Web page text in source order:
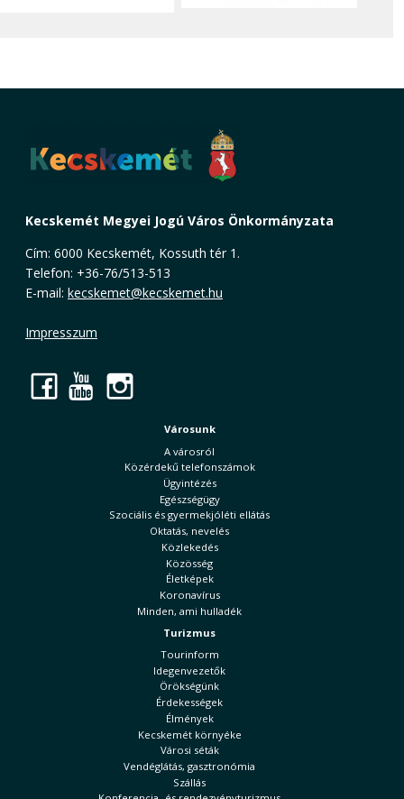
Kecskemét Megyei Jogú Város Önkormányzata
Cím: 6000 Kecskemét, Kossuth tér 1.
Telefon: +36-76/513-513
E-mail: kecskemet@kecskemet.hu
Impresszum
Facebook
YouTube
Városunk
A városról
Közérdekű telefonszámok
Ügyintézés
Egészségügy
Szociális és gyermekjóléti ellátás
Oktatás, nevelés
Közlekedés
Közösség
Életképek
Koronavírus
Minden, ami hulladék
Turizmus
Tourinform
Idegenvezetők
Örökségünk
Érdekességek
Élmények
Kecskemét környéke
Városi séták
Vendéglátás, gasztronómia
Szállás